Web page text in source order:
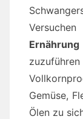
Ernährung
Gemüse,
Ölen zu